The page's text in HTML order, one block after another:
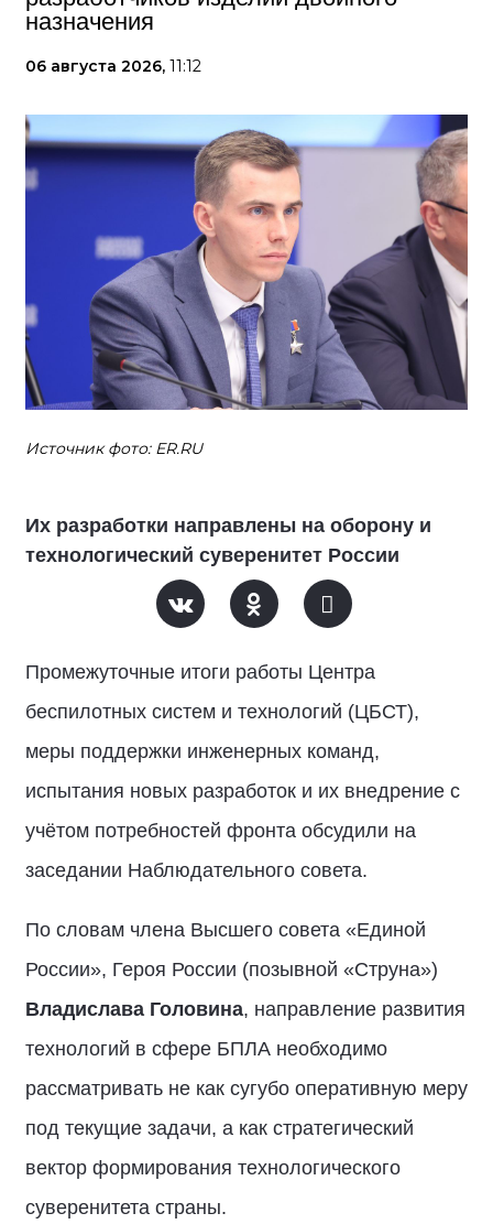
назначения
06 августа 2026, 11:12
Источник фото: ER.RU
Их разработки направлены на оборону и
технологический суверенитет России
Промежуточные итоги работы Центра
беспилотных систем и технологий (ЦБСТ),
меры поддержки инженерных команд,
испытания новых разработок и их внедрение с
учётом потребностей фронта обсудили на
заседании Наблюдательного совета.
По словам члена Высшего совета «Единой
России», Героя России (позывной «Струна»)
Владислава Головина, направление развития
технологий в сфере БПЛА необходимо
рассматривать не как сугубо оперативную меру
под текущие задачи, а как стратегический
вектор формирования технологического
суверенитета страны.